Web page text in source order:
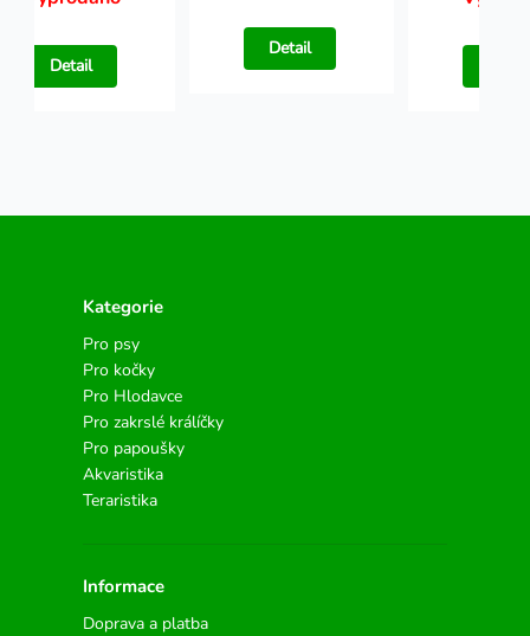
Detail
Detail
Kategorie
Pro psy
Pro kočky
Pro Hlodavce
Pro zakrslé králíčky
Pro papoušky
Akvaristika
Teraristika
Informace
Doprava a platba